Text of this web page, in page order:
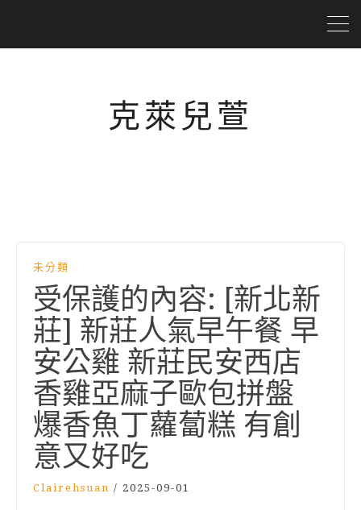
克萊兒萱
未分類
受保護的內容: [新北新
莊] 新莊人氣早午餐 早
安公雞 新莊民安西店
香雞亞麻子歐包拼盤
爆香魚丁蘿蔔糕 有創
意又好吃
Clairehsuan / 2025-09-01